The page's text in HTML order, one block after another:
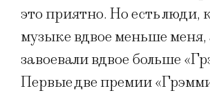
это приятно. Но есть люди,
музыке вдвое меньше
завоевали вдвое больше
Первые две премии